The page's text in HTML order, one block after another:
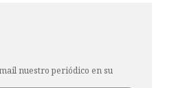
nuestro periódico en su